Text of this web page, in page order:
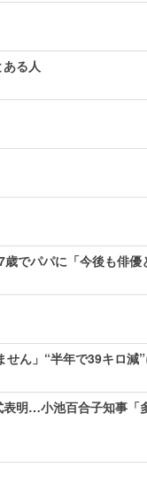
る人
パパに「今後も俳優
せん」“半年で39キロ減
明…小池百合子知事「